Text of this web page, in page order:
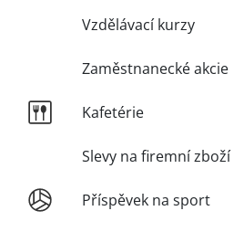
Vzdělávací kurzy
Zaměstnanecké akcie
Kafetérie
Slevy na firemní zboží
Příspěvek na sport